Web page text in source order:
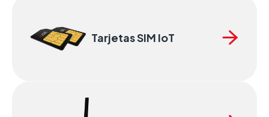
Tarjetas SIM IoT